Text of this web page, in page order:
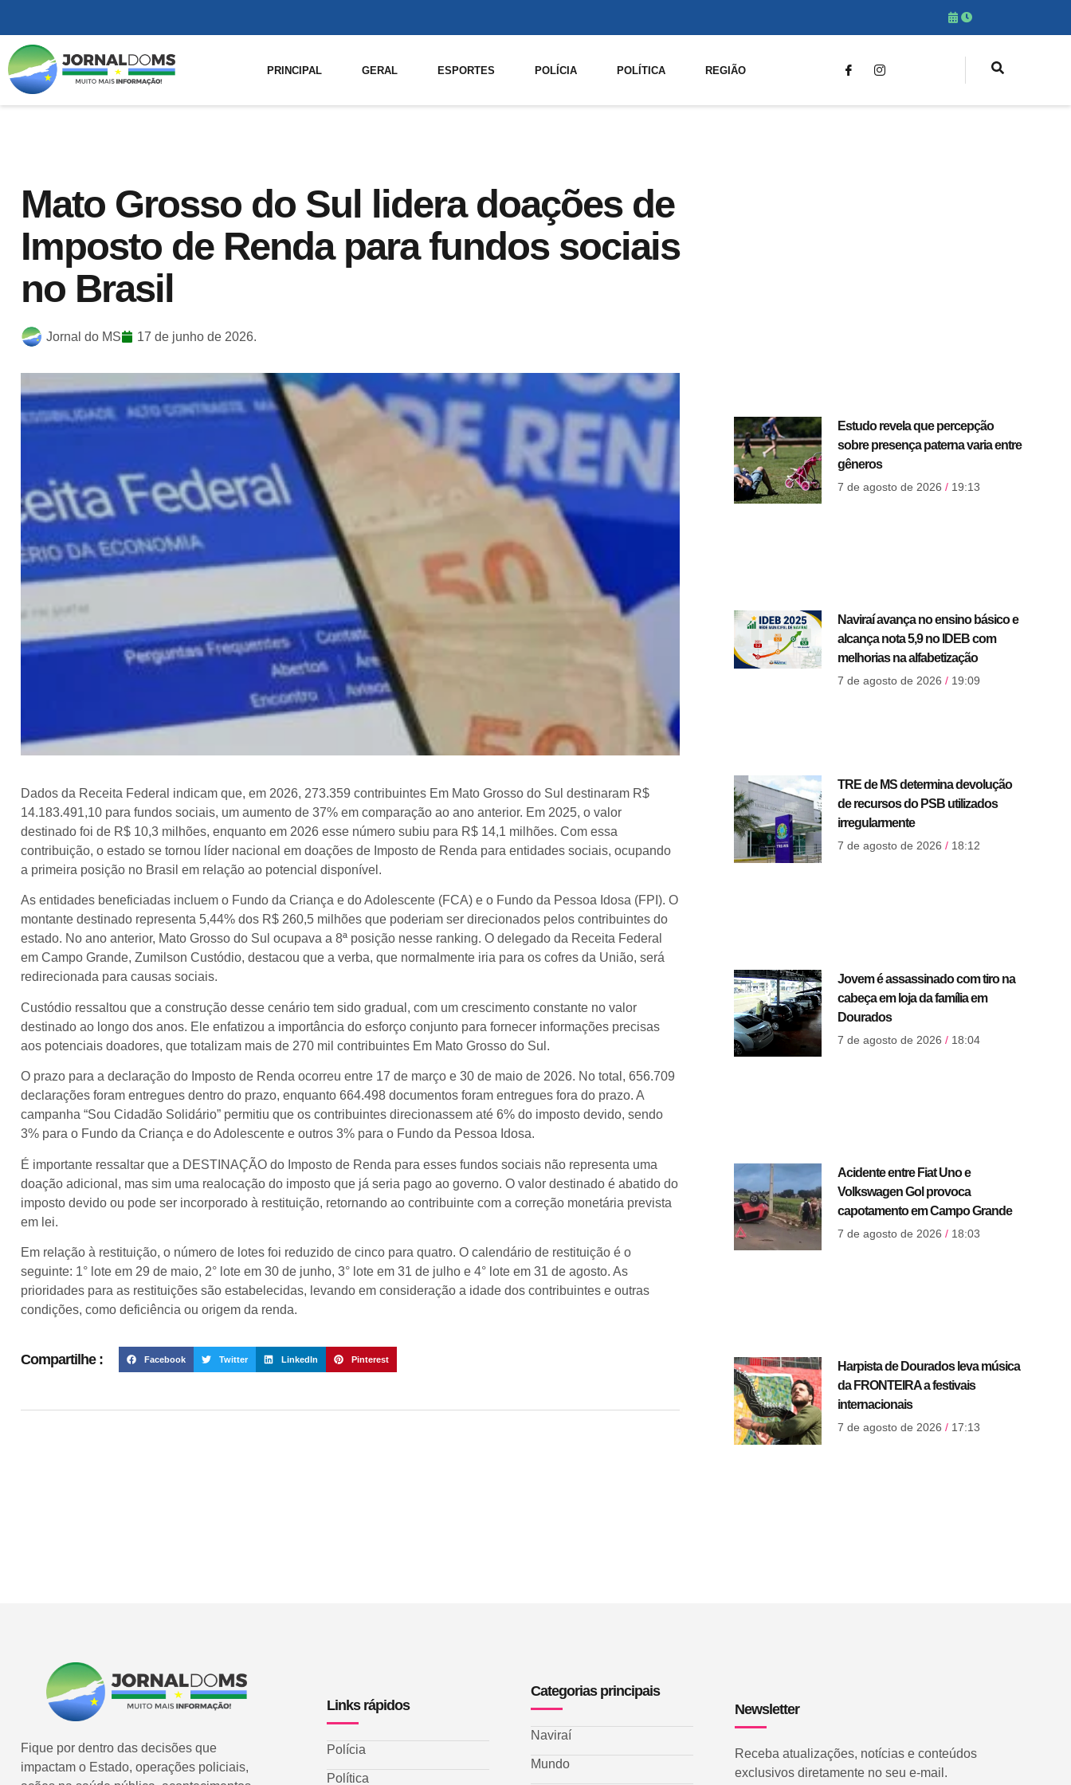
PRINCIPAL GERAL ESPORTES POLÍCIA POLÍTICA REGIÃO
Mato Grosso do Sul lidera doações de
Imposto de Renda para fundos sociais
no Brasil
Jornal do MS 17 de junho de 2026.
Dados da Receita Federal indicam que, em 2026, 273.359 contribuintes Em Mato Grosso do Sul destinaram R$
14.183.491,10 para fundos sociais, um aumento de 37% em comparação ao ano anterior. Em 2025, o valor
destinado foi de R$ 10,3 milhões, enquanto em 2026 esse número subiu para R$ 14,1 milhões. Com essa
contribuição, o estado se tornou líder nacional em doações de Imposto de Renda para entidades sociais, ocupando
a primeira posição no Brasil em relação ao potencial disponível.
As entidades beneficiadas incluem o Fundo da Criança e do Adolescente (FCA) e o Fundo da Pessoa Idosa (FPI). O
montante destinado representa 5,44% dos R$ 260,5 milhões que poderiam ser direcionados pelos contribuintes do
estado. No ano anterior, Mato Grosso do Sul ocupava a 8ª posição nesse ranking. O delegado da Receita Federal
em Campo Grande, Zumilson Custódio, destacou que a verba, que normalmente iria para os cofres da União, será
redirecionada para causas sociais.
Custódio ressaltou que a construção desse cenário tem sido gradual, com um crescimento constante no valor
destinado ao longo dos anos. Ele enfatizou a importância do esforço conjunto para fornecer informações precisas
aos potenciais doadores, que totalizam mais de 270 mil contribuintes Em Mato Grosso do Sul.
O prazo para a declaração do Imposto de Renda ocorreu entre 17 de março e 30 de maio de 2026. No total, 656.709
declarações foram entregues dentro do prazo, enquanto 664.498 documentos foram entregues fora do prazo. A
campanha “Sou Cidadão Solidário” permitiu que os contribuintes direcionassem até 6% do imposto devido, sendo
3% para o Fundo da Criança e do Adolescente e outros 3% para o Fundo da Pessoa Idosa.
É importante ressaltar que a DESTINAÇÃO do Imposto de Renda para esses fundos sociais não representa uma
doação adicional, mas sim uma realocação do imposto que já seria pago ao governo. O valor destinado é abatido do
imposto devido ou pode ser incorporado à restituição, retornando ao contribuinte com a correção monetária prevista
em lei.
Em relação à restituição, o número de lotes foi reduzido de cinco para quatro. O calendário de restituição é o
seguinte: 1° lote em 29 de maio, 2° lote em 30 de junho, 3° lote em 31 de julho e 4° lote em 31 de agosto. As
prioridades para as restituições são estabelecidas, levando em consideração a idade dos contribuintes e outras
condições, como deficiência ou origem da renda.
Compartilhe : Facebook Twitter LinkedIn Pinterest
Estudo revela que percepção
sobre presença paterna varia entre
gêneros
7 de agosto de 2026 19:13
Naviraí avança no ensino básico e
alcança nota 5,9 no IDEB com
melhorias na alfabetização
7 de agosto de 2026 19:09
TRE de MS determina devolução
de recursos do PSB utilizados
irregularmente
7 de agosto de 2026 18:12
Jovem é assassinado com tiro na
cabeça em loja da família em
Dourados
7 de agosto de 2026 18:04
Acidente entre Fiat Uno e
Volkswagen Gol provoca
capotamento em Campo Grande
7 de agosto de 2026 18:03
Harpista de Dourados leva música
da FRONTEIRA a festivais
internacionais
7 de agosto de 2026 17:13
Fique por dentro das decisões que
impactam o Estado, operações policiais,
Links rápidos
Polícia
Política
Categorias principais
Naviraí
Mundo
Newsletter
Receba atualizações, notícias e conteúdos
exclusivos diretamente no seu e-mail.